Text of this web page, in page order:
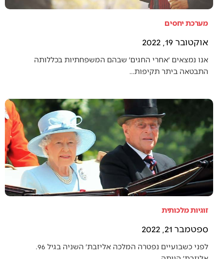
מערכת יחסים
אוקטובר 19, 2022
אנו נמצאים ׳אחרי החגים׳ שבהם המשפחתיות בכללותה
התבטאה ביתר תקיפות…
זוגיות מלכותית
ספטמבר 21, 2022
לפני כשבועיים נפטרה המלכה אליזבת׳ השניה בגיל 96.